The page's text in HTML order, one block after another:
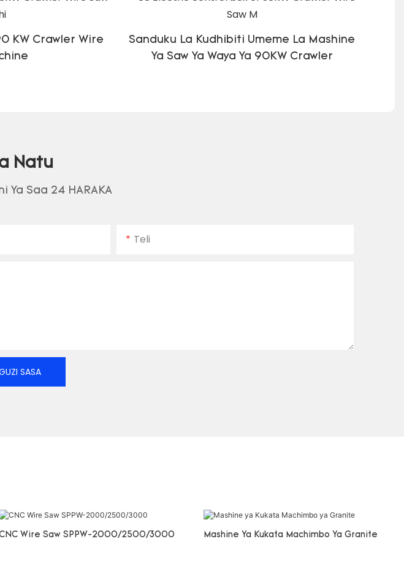
KW Crawler Wire
Sanduku La Kudhibiti Umeme La Mashine
Ya Saw Ya Waya Ya 90KW Crawler
Natu
Ya Saa 24 HARAKA
Teli
SASA
Wire Saw SPPW-2000/2500/3000 Mashine Ya Kukata Machimbo Ya Granite